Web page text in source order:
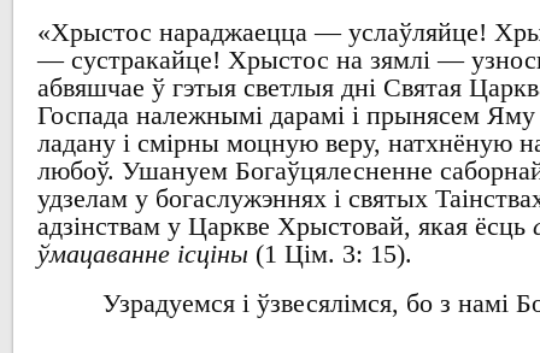
«Хрыстос нараджаецца —услаўляйце!
—сустракайце!Хрыстос назямлі —
абвяшчае ў гэтыя светлыя дні Святая
Госпада належнымі дарамі і прынясем Яму
ладану і смірны моцную веру,натхнёную
любоў.Ушануем Богаўцялесненне
удзелам у богаслужэннях і святых
адзінствам у Царкве Хрыстовай,якая ёсць
ўмацаванне ісціны (1Цім. 3: 15).
Узрадуемся і ўзвесялімся, бо з намі